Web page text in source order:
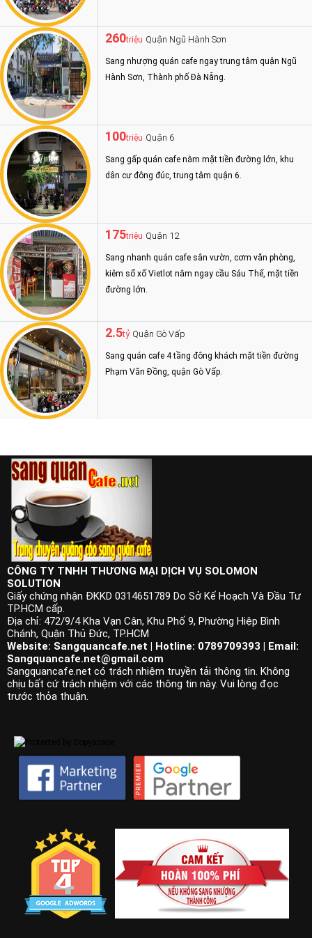
260triệu Quận Ngũ Hành Sơn
Sang nhượng quán cafe ngay trung tâm quận Ngũ
Hành Sơn, Thành phố Đà Nẵng.
100triệu Quận 6
Sang gấp quán cafe nằm mặt tiền đường lớn, khu
dân cư đông đúc, trung tâm quận 6.
175triệu Quận 12
Sang nhanh quán cafe sân vườn, cơm văn phòng,
kiêm sổ xố Vietlot nằm ngay cầu Sáu Thế, mặt tiền
đường lớn.
2.5tỷ Quận Gò Vấp
Sang quán cafe 4 tầng đông khách mặt tiền đường
Phạm Văn Đồng, quận Gò Vấp.
CÔNG TY TNHH THƯƠNG MẠI DỊCH VỤ SOLOMON
SOLUTION
Giấy chứng nhận ĐKKD 0314651789 Do Sở Kế Hoạch Và Đầu Tư
TP.HCM cấp.
Địa chỉ: 472/9/4 Kha Vạn Cân, Khu Phố 9, Phường Hiệp Bình
Chánh, Quận Thủ Đức, TP.HCM
Website: Sangquancafe.net | Hotline: 0789709393 | Email:
Sangquancafe.net@gmail.com
Sangquancafe.net có trách nhiệm truyền tải thông tin. Không
chịu bất cứ trách nhiệm với các thông tin này. Vui lòng đọc
trước thỏa thuận.